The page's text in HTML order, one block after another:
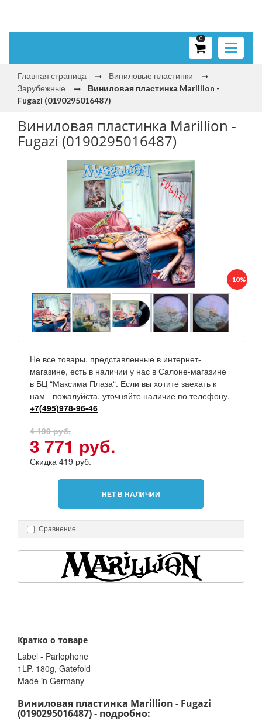
Toggle
0
Главная страница
Виниловые пластинки
Зарубежные
Виниловая пластинка Marillion -
Fugazi (0190295016487)
Виниловая пластинка Marillion -
Fugazi (0190295016487)
-10%
Не все товары, представленные в интернет-
магазине, есть в наличии у нас в Салоне-магазине
в БЦ “Максима Плаза“. Если вы хотите заехать к
нам - пожалуйста, уточняйте наличие по телефону.
+7(495)978-96-46
4 190 руб.
3 771 руб.
Скидка 419 руб.
НЕТ В НАЛИЧИИ
Сравнение
Кратко о товаре
Label - Parlophone
1LP. 180g, Gatefold
Made in Germany
Виниловая пластинка Marillion - Fugazi
(0190295016487) - подробно: